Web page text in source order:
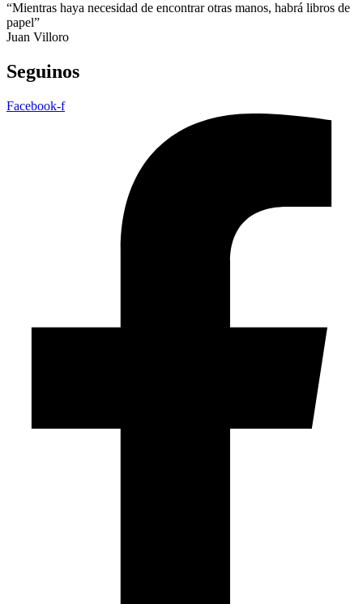
“Mientras haya necesidad de encontrar otras manos, habrá libros de
papel”
Juan Villoro
Seguinos
Facebook-f